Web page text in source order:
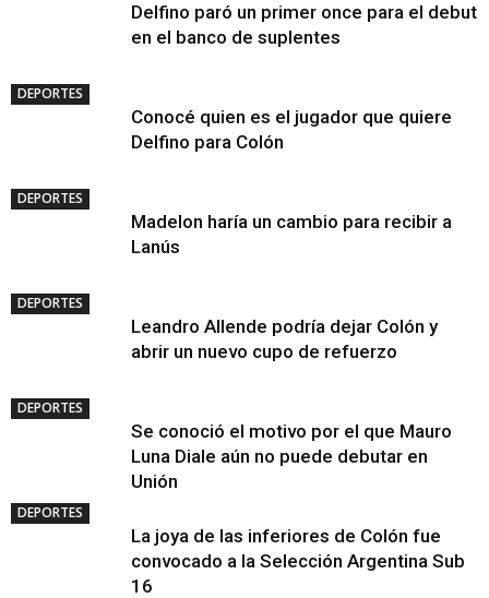
Delfino paró un primer once para el debut
en el banco de suplentes
DEPORTES
Conocé quien es el jugador que quiere
Delfino para Colón
DEPORTES
Madelon haría un cambio para recibir a
Lanús
DEPORTES
Leandro Allende podría dejar Colón y
abrir un nuevo cupo de refuerzo
DEPORTES
Se conoció el motivo por el que Mauro
Luna Diale aún no puede debutar en
Unión
DEPORTES
La joya de las inferiores de Colón fue
convocado a la Selección Argentina Sub
16